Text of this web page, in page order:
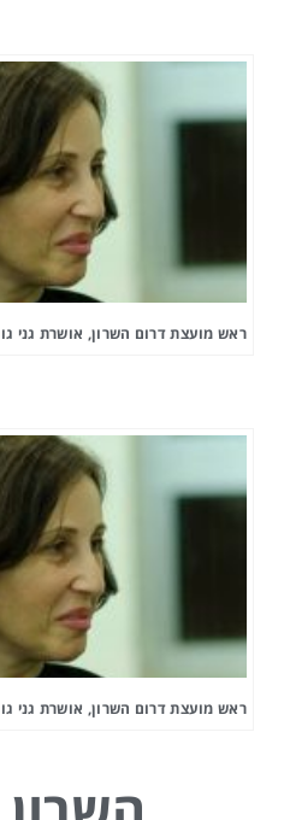
ראש מועצת דרום השרון, אושרת גני
ראש מועצת דרום השרון, אושרת גני